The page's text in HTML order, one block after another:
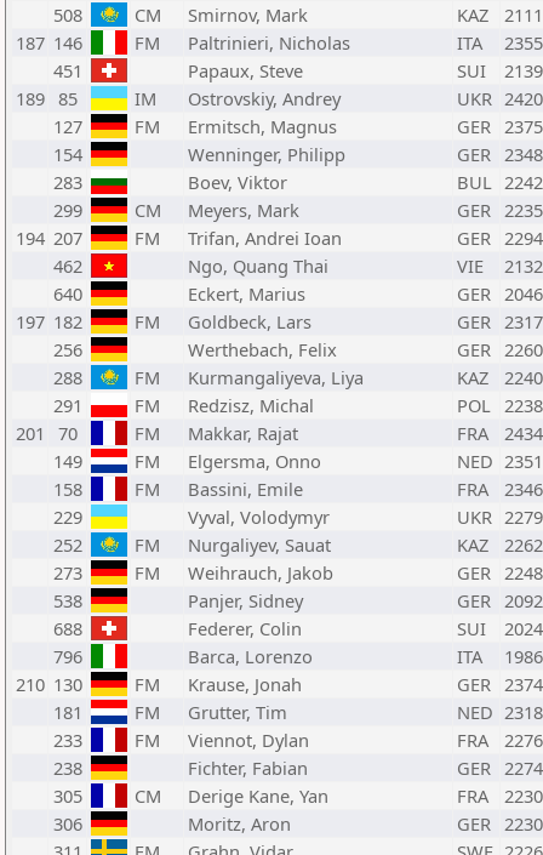
508
CM Smirnov, Mark KAZ
2111
187 146 FM Paltrinieri, Nicholas ITA
2355
451
Papaux, Steve SUI
2139
189 85 IM Ostrovskiy, Andrey UKR 2420
127
FM Ermitsch, Magnus GER 2375
154
Wenninger, Philipp GER 2348
283
Boev, Viktor BUL 2242
299
CM Meyers, Mark GER 2235
194 207 FM Trifan, Andrei Ioan GER 2294
462
Ngo, Quang Thai VIE
2132
640
Eckert, Marius GER 2046
197 182 FM Goldbeck, Lars GER 2317
256
Werthebach, Felix GER 2260
288
FM Kurmangaliyeva, Liya KAZ
2240
291
FM Redzisz, Michal POL 2238
201
70 FM Makkar, Rajat FRA
2434
149
FM Elgersma, Onno NED 2351
158
FM Bassini, Emile FRA
2346
229
Vyval, Volodymyr UKR 2279
252
FM Nurgaliyev, Sauat KAZ
2262
273
FM Weihrauch, Jakob GER 2248
538
Panjer, Sidney GER 2092
688
Federer, Colin SUI
2024
796
Barca, Lorenzo ITA
1986
210 130 FM Krause, Jonah GER 2374
181
FM Grutter, Tim NED 2318
233
FM Viennot, Dylan FRA
2276
238
Fichter, Fabian GER 2274
305
CM Derige Kane, Yan FRA
2230
306
Moritz, Aron GER 2230